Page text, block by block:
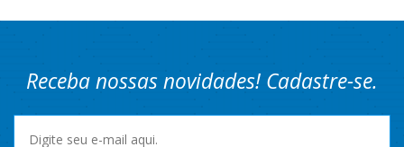
Receba nossas novidades! Cadastre-se.